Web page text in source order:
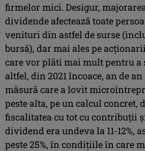
firmelor mici. Desigur,
dividende afectează toate
venituri din astfel de surse
bursă), dar mai ales pe
care vor plăti mai mult pentru a
altfel, din 2021 încoace, an de
măsură care a lovit
peste alta, pe un calcul concret,
fiscalitatea cu tot cu contribuții
dividend era undeva la 11-12%,
peste 25%, în condițiile în care